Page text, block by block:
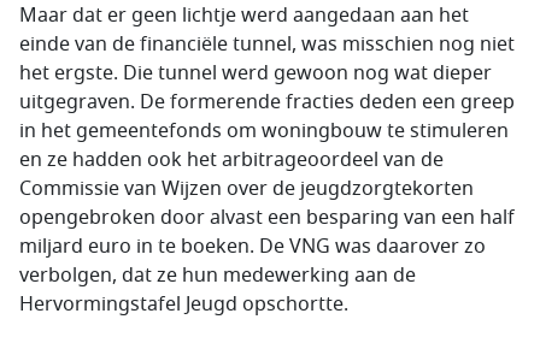
Maar dat er geen lichtje werd aangedaan aan het
einde van de financiële tunnel, was misschien nog niet
het ergste. Die tunnel werd gewoon nog wat dieper
uitgegraven. De formerende fracties deden een greep
in het gemeentefonds om woningbouw te stimuleren
en ze hadden ook het arbitrageoordeel van de
Commissie van Wijzen over de jeugdzorgtekorten
opengebroken door alvast een besparing van een half
miljard euro in te boeken. De VNG was daarover zo
verbolgen, dat ze hun medewerking aan de
Hervormingstafel Jeugd opschortte.